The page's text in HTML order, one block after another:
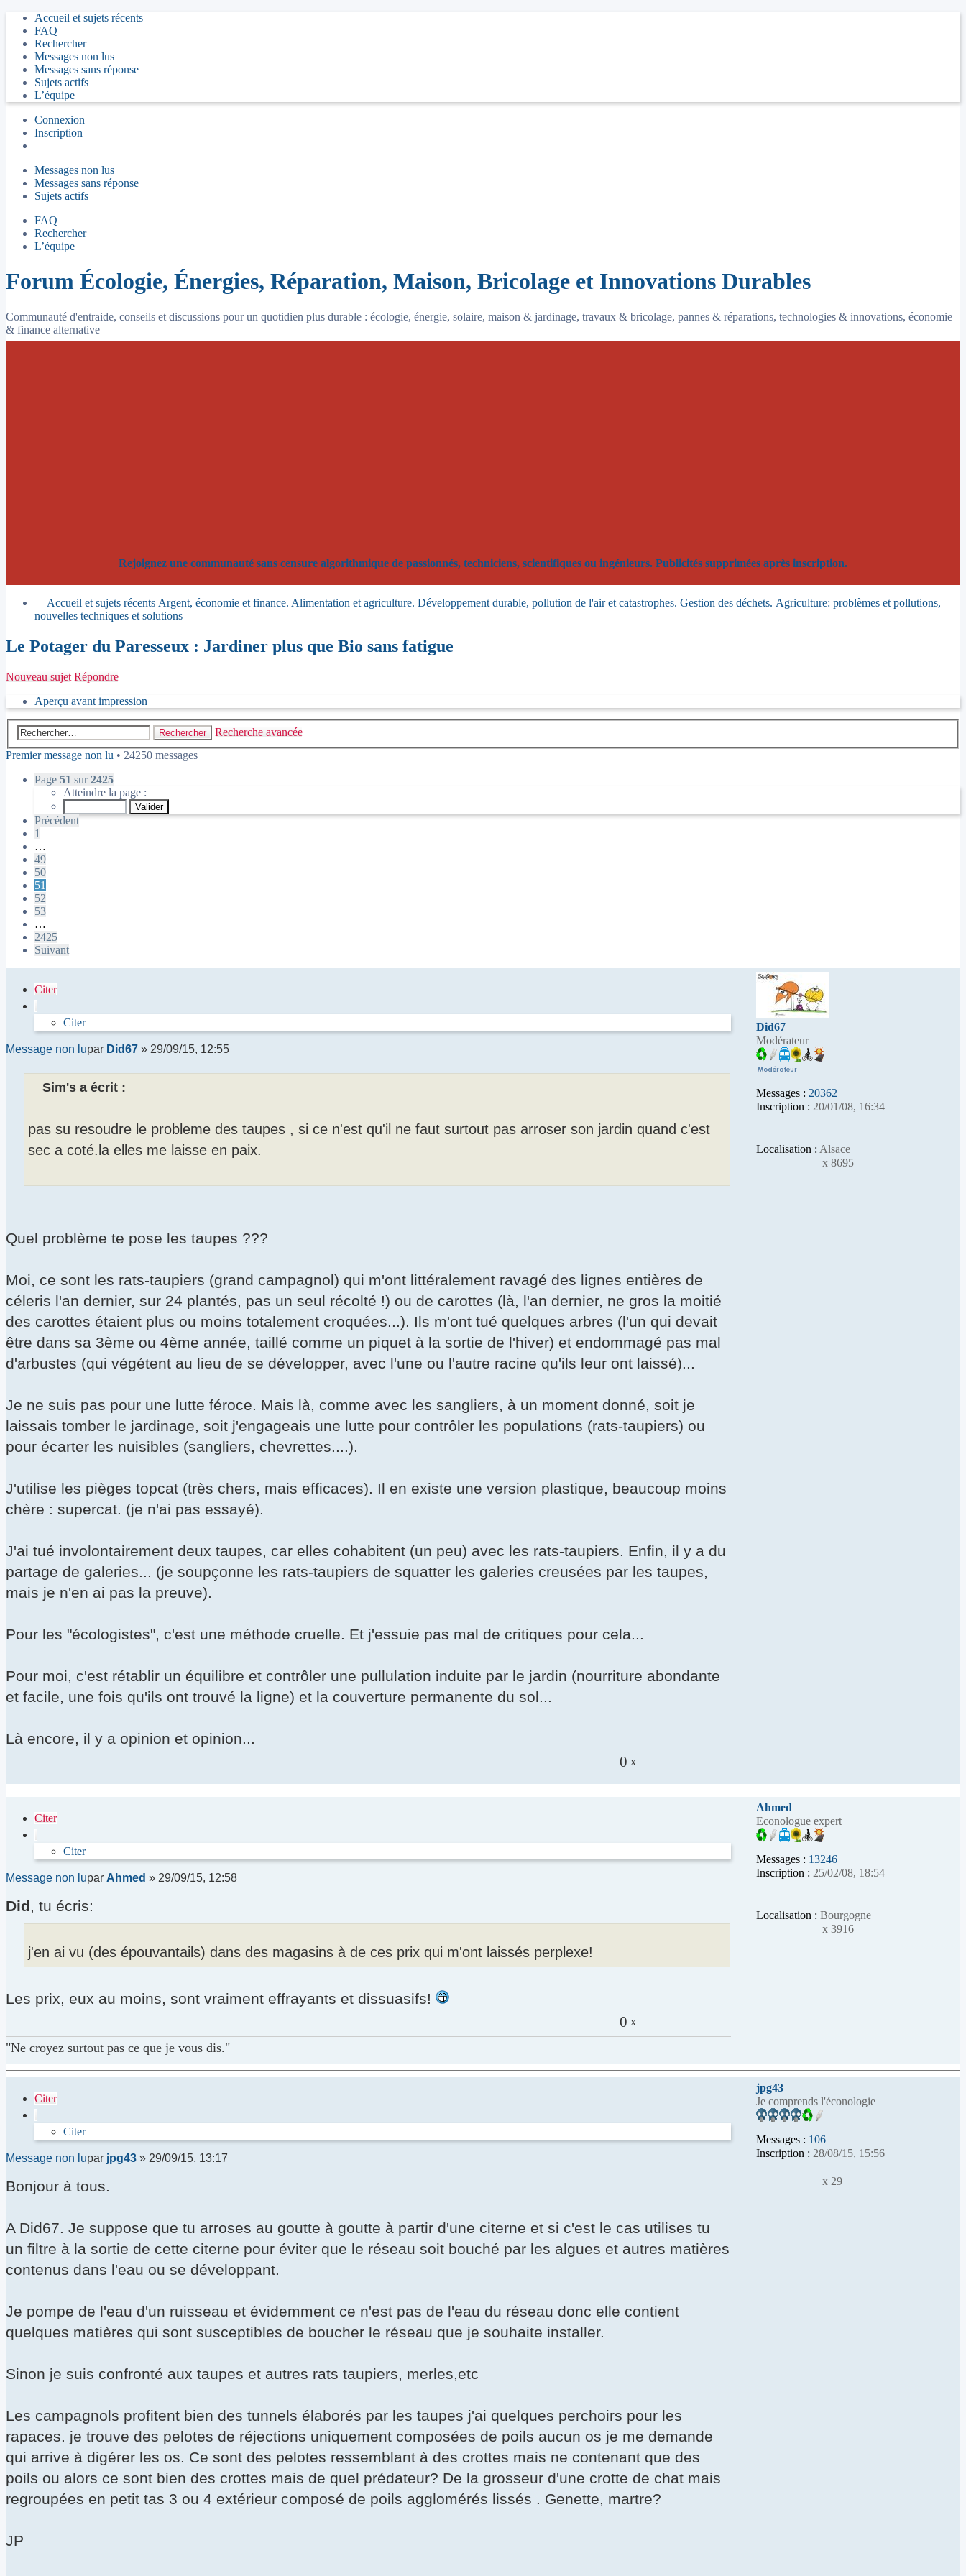
Accueil et sujets récents
FAQ
Rechercher
Messages non lus
Messages sans réponse
Sujets actifs
L’équipe
Connexion
Inscription
Messages non lus
Messages sans réponse
Sujets actifs
FAQ
Rechercher
L’équipe
Forum Écologie, Énergies, Réparation, Maison, Bricolage et Innovations Durables
Communauté d'entraide, conseils et discussions pour un quotidien plus durable : écologie, énergie, solaire, maison & jardinage, travaux & bricolage, pannes & réparations, technologies & innovations, économie
& finance alternative
Rejoignez une communauté sans censure algorithmique de passionnés, techniciens, scientifiques ou ingénieurs. Publicités supprimées après inscription.
Accueil et sujets récents Argent, économie et finance. Alimentation et agriculture. Développement durable, pollution de l'air et catastrophes. Gestion des déchets. Agriculture: problèmes et pollutions,
nouvelles techniques et solutions
Le Potager du Paresseux : Jardiner plus que Bio sans fatigue
Nouveau sujet Répondre
Aperçu avant impression
Rechercher
Recherche avancée
Premier message non lu • 24250 messages
Page 51 sur2425
Atteindre la page :
Précédent
1
…
49
50
51
52
53
…
2425
Suivant
Did67
Modérateur
Messages : 20362
Inscription : 20/01/08, 16:34
Localisation : Alsace
x 8695
Citer
Citer
Message non lupar Did67 » 29/09/15, 12:55
Sim's a écrit :
pas su resoudre le probleme des taupes , si ce n'est qu'il ne faut surtout pas arroser son jardin quand c'est
sec a coté.la elles me laisse en paix.
Quel problème te pose les taupes ???
Moi, ce sont les rats-taupiers (grand campagnol) qui m'ont littéralement ravagé des lignes entières de
céleris l'an dernier, sur 24 plantés, pas un seul récolté !) ou de carottes (là, l'an dernier, ne gros la moitié
des carottes étaient plus ou moins totalement croquées...). Ils m'ont tué quelques arbres (l'un qui devait
être dans sa 3ème ou 4ème année, taillé comme un piquet à la sortie de l'hiver) et endommagé pas mal
d'arbustes (qui végétent au lieu de se développer, avec l'une ou l'autre racine qu'ils leur ont laissé)...
Je ne suis pas pour une lutte féroce. Mais là, comme avec les sangliers, à un moment donné, soit je
laissais tomber le jardinage, soit j'engageais une lutte pour contrôler les populations (rats-taupiers) ou
pour écarter les nuisibles (sangliers, chevrettes....).
J'utilise les pièges topcat (très chers, mais efficaces). Il en existe une version plastique, beaucoup moins
chère : supercat. (je n'ai pas essayé).
J'ai tué involontairement deux taupes, car elles cohabitent (un peu) avec les rats-taupiers. Enfin, il y a du
partage de galeries... (je soupçonne les rats-taupiers de squatter les galeries creusées par les taupes,
mais je n'en ai pas la preuve).
Pour les "écologistes", c'est une méthode cruelle. Et j'essuie pas mal de critiques pour cela...
Pour moi, c'est rétablir un équilibre et contrôler une pullulation induite par le jardin (nourriture abondante
et facile, une fois qu'ils ont trouvé la ligne) et la couverture permanente du sol...
Là encore, il y a opinion et opinion...
0 x
Ahmed
Econologue expert
Messages : 13246
Inscription : 25/02/08, 18:54
Localisation : Bourgogne
x 3916
Citer
Citer
Message non lupar Ahmed » 29/09/15, 12:58
Did, tu écris:
j'en ai vu (des épouvantails) dans des magasins à de ces prix qui m'ont laissés perplexe!
Les prix, eux au moins, sont vraiment effrayants et dissuasifs!
0 x
"Ne croyez surtout pas ce que je vous dis."
jpg43
Je comprends l'éconologie
Messages : 106
Inscription : 28/08/15, 15:56
x 29
Citer
Citer
Message non lupar jpg43 » 29/09/15, 13:17
Bonjour à tous.
A Did67. Je suppose que tu arroses au goutte à goutte à partir d'une citerne et si c'est le cas utilises tu
un filtre à la sortie de cette citerne pour éviter que le réseau soit bouché par les algues et autres matières
contenus dans l'eau ou se développant.
Je pompe de l'eau d'un ruisseau et évidemment ce n'est pas de l'eau du réseau donc elle contient
quelques matières qui sont susceptibles de boucher le réseau que je souhaite installer.
Sinon je suis confronté aux taupes et autres rats taupiers, merles,etc
Les campagnols profitent bien des tunnels élaborés par les taupes j'ai quelques perchoirs pour les
rapaces. je trouve des pelotes de réjections uniquement composées de poils aucun os je me demande
qui arrive à digérer les os. Ce sont des pelotes ressemblant à des crottes mais ne contenant que des
poils ou alors ce sont bien des crottes mais de quel prédateur? De la grosseur d'une crotte de chat mais
regroupées en petit tas 3 ou 4 extérieur composé de poils agglomérés lissés . Genette, martre?
JP